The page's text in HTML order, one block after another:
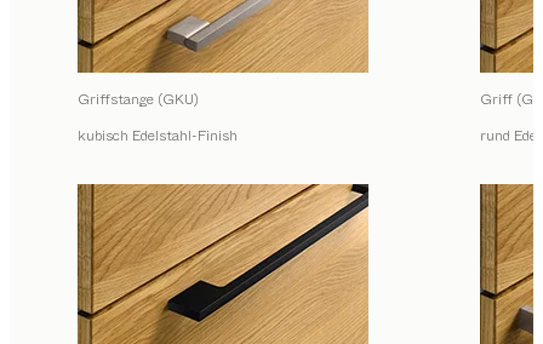
Griffstange (GKU)
kubisch Edelstahl-Finish
Griff
rund